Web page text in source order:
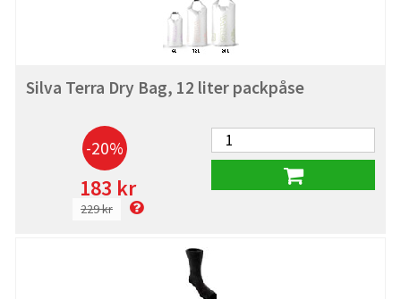
Silva Terra Dry Bag, 12 liter packpåse
-20%
183 kr
229 kr